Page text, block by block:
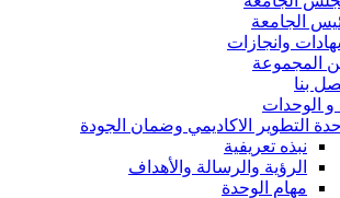
الجامعة
وانجازات
المجموعة
بنا
و الوحدات
التطوير الاكاديمي وضمان الجودة
نبذه تعريفية
الرؤية والرسالة والأهداف
مهام الوحدة